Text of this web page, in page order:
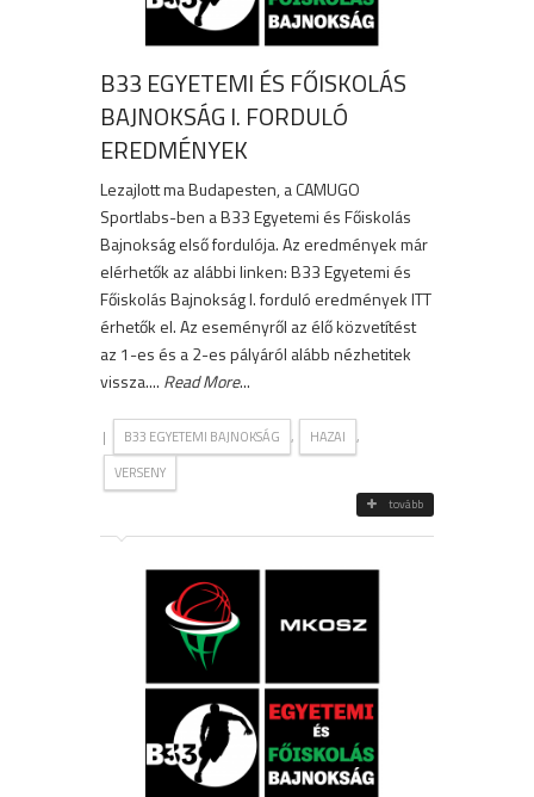
B33 EGYETEMI ÉS FŐISKOLÁS
BAJNOKSÁG I. FORDULÓ
EREDMÉNYEK
Lezajlott ma Budapesten, a CAMUGO
Sportlabs-ben a B33 Egyetemi és Főiskolás
Bajnokság első fordulója. Az eredmények már
elérhetők az alábbi linken: B33 Egyetemi és
Főiskolás Bajnokság I. forduló eredmények ITT
érhetők el. Az eseményről az élő közvetítést
az 1-es és a 2-es pályáról alább nézhetitek
vissza.... Read More...
| B33 EGYETEMI BAJNOKSÁG , HAZAI ,
VERSENY
tovább